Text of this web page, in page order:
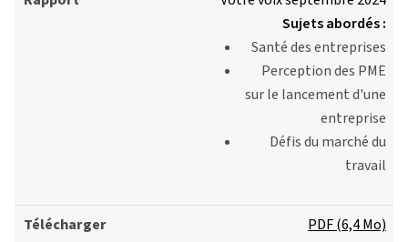
Sujets abordés :
Santédes entreprises
Perception des PME
sur le lancement d'une
entreprise
Défis du marché du
travail
PDF (6,4 Mo)